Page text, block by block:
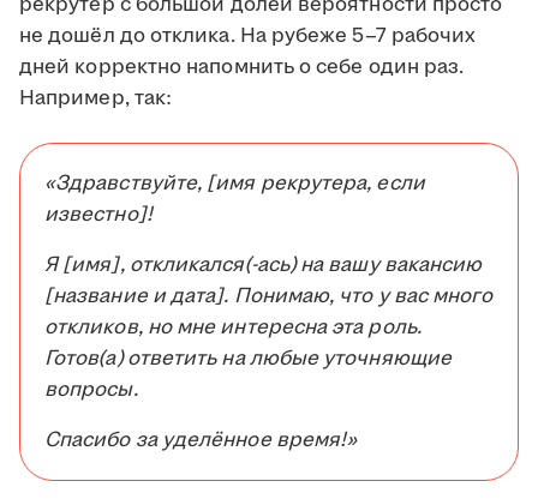
не дошёл до отклика. На рубеже 5–7 рабочих
дней корректно напомнить о себе один раз.
Например, так:
«Здравствуйте, [имя рекрутера, если
известно]!
Я [имя], откликался(-ась) на вашу вакансию
[название и дата]. Понимаю, что у вас много
откликов, но мне интересна эта роль.
Готов(а) ответить на любые уточняющие
вопросы.
Спасибо за уделённое время!»